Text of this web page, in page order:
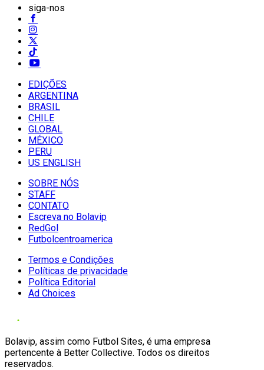
siga-nos
EDIÇÕES
ARGENTINA
BRASIL
CHILE
GLOBAL
MÉXICO
PERU
US ENGLISH
SOBRE NÓS
STAFF
CONTATO
Escreva no Bolavip
RedGol
Futbolcentroamerica
Termos e Condições
Políticas de privacidade
Política Editorial
Ad Choices
Bolavip, assim como Futbol Sites, é uma empresa
pertencente à Better Collective. Todos os direitos
reservados.